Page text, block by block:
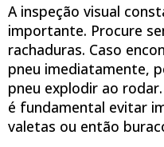
A inspeção visual
importante. Procure
rachaduras. Caso
pneu imediatamente,
pneu explodir ao
é fundamental evitar
valetas ou então